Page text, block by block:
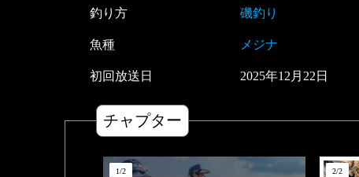
釣り方 磯釣り
魚種 メジナ
初回放送日 2025年12 月 22 日
チャプター
1/2 2/2